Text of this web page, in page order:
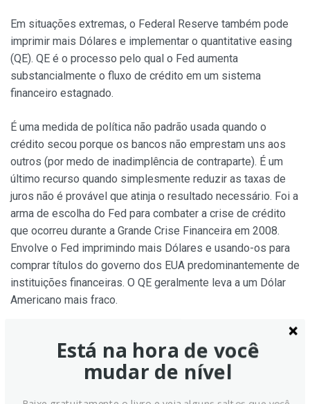
Em situações extremas, o Federal Reserve também pode
imprimir mais Dólares e implementar o quantitative easing
(QE). QE é o processo pelo qual o Fed aumenta
substancialmente o fluxo de crédito em um sistema
financeiro estagnado.
É uma medida de política não padrão usada quando o
crédito secou porque os bancos não emprestam uns aos
outros (por medo de inadimplência de contraparte). É um
último recurso quando simplesmente reduzir as taxas de
juros não é provável que atinja o resultado necessário. Foi a
arma de escolha do Fed para combater a crise de crédito
que ocorreu durante a Grande Crise Financeira em 2008.
Envolve o Fed imprimindo mais Dólares e usando-os para
comprar títulos do governo dos EUA predominantemente de
instituições financeiras. O QE geralmente leva a um Dólar
Americano mais fraco.
influencia o Dólar Americano?
Está na hora de você
mudar de nível